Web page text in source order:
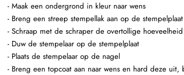
- Maak een ondergrond in kleur naar wens
- Breng een streep stempellak aan op de stempelplaat
- Schraap met de schraper de overtollige
- Duw de stempelaar op de stempelplaat
- Plaats de stempelaar op de nagel
- Breng een topcoat aan naar wens en hard deze